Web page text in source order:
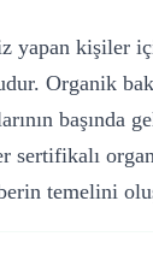
yapan kişiler
Organik
başında
sertifikalı
temelini